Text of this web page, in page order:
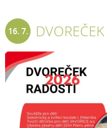
16. 7.
2026